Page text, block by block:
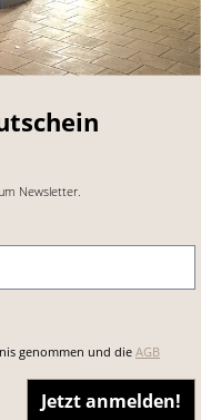
Newsletter.
genommen und die AGB
Jetzt anmelden!